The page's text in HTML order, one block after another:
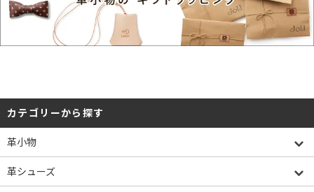
カテゴリーから探す
革小物
革シューズ